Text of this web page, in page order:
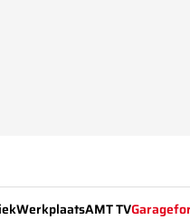
WerkplaatsAMT TV